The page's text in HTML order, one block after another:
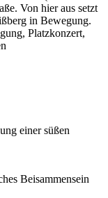
Von hier aus setzt
in Bewegung.
Platzkonzert,
einer süßen
Beisammensein